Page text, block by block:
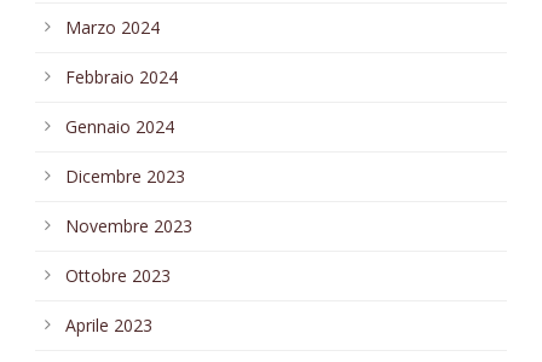
Marzo 2024
Febbraio 2024
Gennaio 2024
Dicembre 2023
Novembre 2023
Ottobre 2023
Aprile 2023